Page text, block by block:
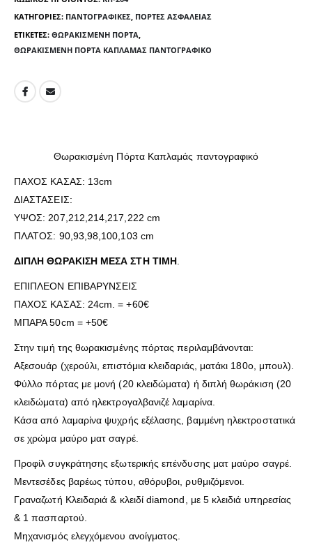
ΚΑΤΗΓΟΡΊΕΣ: ΠΑΝΤΟΓΡΑΦΙΚΈΣ, ΠΌΡΤΕΣ ΑΣΦΑΛΕΊΑΣ
ΕΤΙΚΈΤΕΣ: ΘΩΡΑΚΙΣΜΈΝΗ ΠΌΡΤΑ,
ΘΩΡΑΚΙΣΜΈΝΗ ΠΌΡΤΑ ΚΑΠΛΑΜΆΣ ΠΑΝΤΟΓΡΑΦΙΚΌ
Θωρακισμένη Πόρτα Καπλαμάς παντογραφικό
ΠΑΧΟΣ ΚΑΣΑΣ: 13cm
ΔΙΑΣΤΑΣΕΙΣ:
ΥΨΟΣ: 207,212,214,217,222 cm
ΠΛΑΤΟΣ: 90,93,98,100,103 cm
ΔΙΠΛΗ ΘΩΡΑΚΙΣΗ ΜΕΣΑ ΣΤΗ ΤΙΜΗ.
ΕΠΙΠΛΕΟΝ ΕΠΙΒΑΡΥΝΣΕΙΣ
ΠΑΧΟΣ ΚΑΣΑΣ: 24cm. = +60€
ΜΠΑΡΑ 50cm = +50€
Στην τιμή της θωρακισμένης πόρτας περιλαμβάνονται:
Αξεσουάρ (χερούλι, επιστόμια κλειδαριάς, ματάκι 180ο, μπουλ).
Φύλλο πόρτας με μονή (20 κλειδώματα) ή διπλή θωράκιση (20
κλειδώματα) από ηλεκτρογαλβανιζέ λαμαρίνα.
Κάσα από λαμαρίνα ψυχρής εξέλασης, βαμμένη ηλεκτροστατικά
σε χρώμα μαύρο ματ σαγρέ.
Προφίλ συγκράτησης εξωτερικής επένδυσης ματ μαύρο σαγρέ.
Μεντεσέδες βαρέως τύπου, αθόρυβοι, ρυθμιζόμενοι.
Γραναζωτή Κλειδαριά & κλειδί diamond, με 5 κλειδιά υπηρεσίας
& 1 πασπαρτού.
Μηχανισμός ελεγχόμενου ανοίγματος.